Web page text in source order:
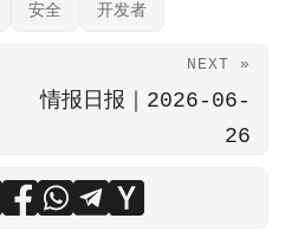
安全 开发者
NEXT »
情报日报｜2026-06-
26